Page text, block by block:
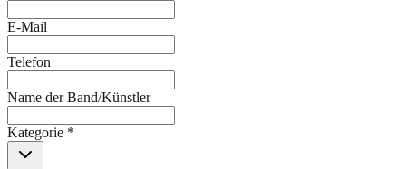
E-Mail
Telefon
Name der Band/Künstler
Kategorie *